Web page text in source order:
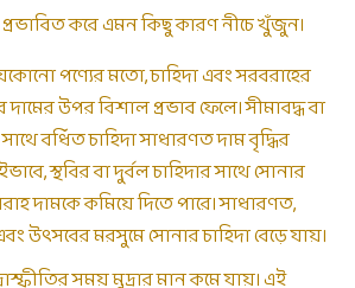
করে এমন কিছু কারণ নীচে খুঁজুন।
পণ্যের মতো, চাহিদা এবং সরবরাহের
দামের উপর বিশাল প্রভাব ফেলে। সীমাবদ্ধ বা
বর্ধিত চাহিদা সাধারণত দাম বৃদ্ধির
স্থবির বা দুর্বল চাহিদার সাথে সোনার
দামকে কমিয়ে দিতে পারে। সাধারণত,
উৎসবের মরসুমে সোনার চাহিদা বেড়ে যায়।
সময় মুদ্রার মান কমে যায়। এই